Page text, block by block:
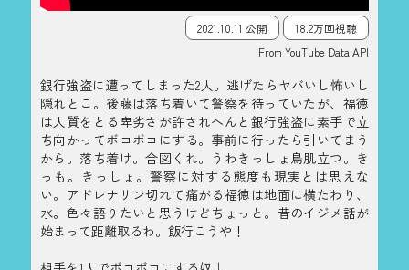
2021.10.11 公開
18.2万回視聴
From YouTube Data API
銀行強盗に遭ってしまった2人。逃げたらヤバいし怖いし
隠れとこ。後藤は落ち着いて警察を待っていたが、福徳
は人質をとる卑劣さが許されへんと銀行強盗に素手で立
ち向かってボコボコにする。事前に行ったら引いてまう
から。落ち着け。合図くれ。うわきっしょ鳥肌立つ。き
っも。きっしょ。警察に対する態度も現実とは思えな
い。アドレナリン切れて痛がる福徳は地面に横たわり、
水。色々語りたいと思うけどちょっと。昔のイジメ話が
始まって距離取るわ。飯行こうや！